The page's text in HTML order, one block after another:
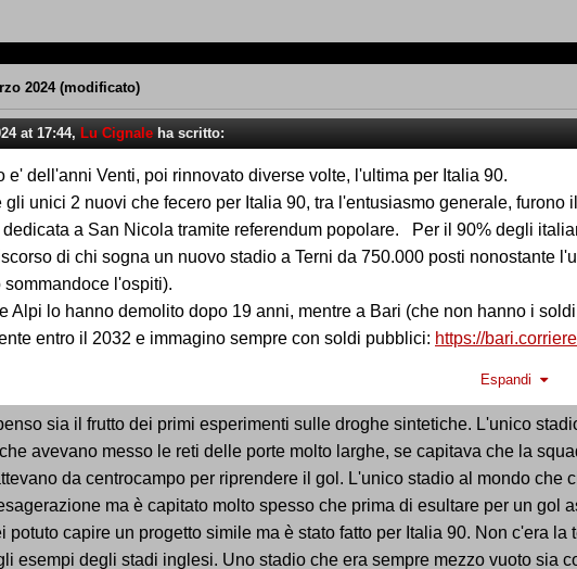
2024 (modificato)
at 17:44, Lu Cignale ha scritto:
e' dell'anni Venti, poi rinnovato diverse volte, l'ultima per Italia 90.
gli unici 2 nuovi che fecero per Italia 90, tra l'entusiasmo generale,
dedicata a San Nicola tramite referendum popolare. Per il 90% degli
di chi sogna un nuovo stadio a Terni da 750.000 posti nonostante
sommandoce l'ospiti).
Alpi lo hanno demolito dopo 19 anni, mentre a Bari (che non hanno i
entro il 2032 e immagino sempre con soldi pubblici: https://
Espandi
sia il frutto dei primi esperimenti sulle droghe sintetiche. L'unico
avevano messo le reti delle porte molto larghe, se capitava che la
da centrocampo per riprendere il gol. L'unico stadio al mondo
ma è capitato molto spesso che prima di esultare per un gol
potuto capire un progetto simile ma è stato fatto per Italia 90. Non c'era
esempi degli stadi inglesi. Uno stadio che era sempre mezzo vuoto sia